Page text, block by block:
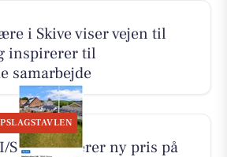
i Skive viser vejen til
inspirerer til
samarbejde
S præsenterer ny pris på